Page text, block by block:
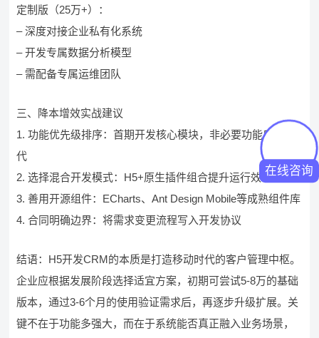
定制版（25万+）：
– 深度对接企业私有化系统
– 开发专属数据分析模型
– 需配备专属运维团队
三、降本增效实战建议
1. 功能优先级排序：首期开发核心模块，非必要功能后续迭
代
2. 选择混合开发模式：H5+原生插件组合提升运行效率
3. 善用开源组件：ECharts、Ant Design Mobile等成熟组件库
4. 合同明确边界：将需求变更流程写入开发协议
结语：H5开发CRM的本质是打造移动时代的客户管理中枢。
企业应根据发展阶段选择适宜方案，初期可尝试5-8万的基础
版本，通过3-6个月的使用验证需求后，再逐步升级扩展。关
键不在于功能多强大，而在于系统能否真正融入业务场景，
在线咨询